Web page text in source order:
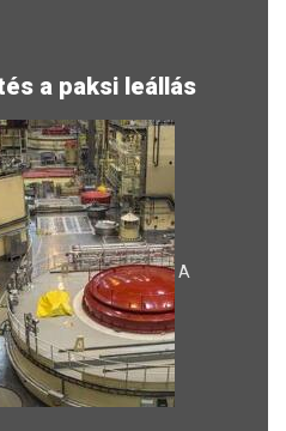
a paksi leállás
A